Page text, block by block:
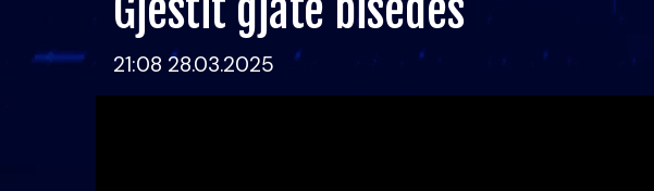
21:08 28.03.2025